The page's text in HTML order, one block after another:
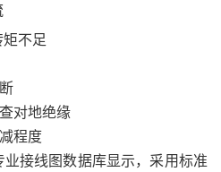
不足
对地绝缘
程度
接线图数据库显示，采用标准